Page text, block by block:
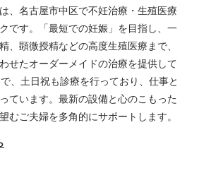
、名古屋市中区で不妊治療・生殖医療
です。「最短での妊娠」を目指し、一
、顕微授精などの高度生殖医療まで、
せたオーダーメイドの治療を提供して
、土日祝も診療を行っており、仕事と
ています。最新の設備と心のこもった
むご夫婦を多角的にサポートします。